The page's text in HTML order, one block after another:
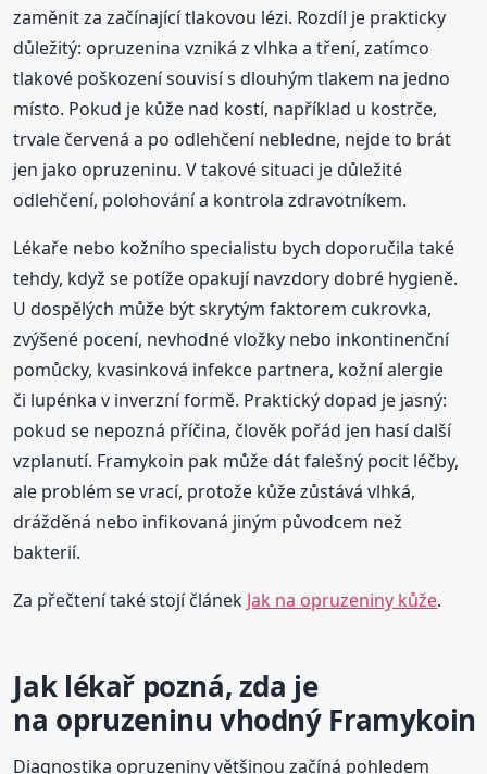
zaměnit za začínající tlakovou lézi. Rozdíl je prakticky
důležitý: opruzenina vzniká z vlhka a tření, zatímco
tlakové poškození souvisí s dlouhým tlakem na jedno
místo. Pokud je kůže nad kostí, například u kostrče,
trvale červená a po odlehčení nebledne, nejde to brát
jen jako opruzeninu. V takové situaci je důležité
odlehčení, polohování a kontrola zdravotníkem.
Lékaře nebo kožního specialistu bych doporučila také
tehdy, když se potíže opakují navzdory dobré hygieně.
U dospělých může být skrytým faktorem cukrovka,
zvýšené pocení, nevhodné vložky nebo inkontinenční
pomůcky, kvasinková infekce partnera, kožní alergie
či lupénka v inverzní formě. Praktický dopad je jasný:
pokud se nepozná příčina, člověk pořád jen hasí další
vzplanutí. Framykoin pak může dát falešný pocit léčby,
ale problém se vrací, protože kůže zůstává vlhká,
drážděná nebo infikovaná jiným původcem než
bakterií.
Za přečtení také stojí článek Jak na opruzeniny kůže.
Jak lékař pozná, zda je
na opruzeninu vhodný Framykoin
Diagnostika opruzeniny většinou začíná pohledem